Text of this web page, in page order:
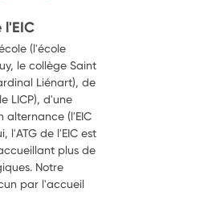
l'EIC
(l'école
le collège Saint
Liénart), de
LICP), d'une
alternance (l'EIC
l'ATG de l'EIC est
plus de
Notre
par l'accueil